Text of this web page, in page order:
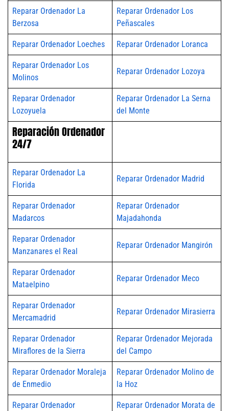
Reparar Ordenador La
Berzosa
Reparar Ordenador Los
Peñascales
Reparar Ordenador Loeches Reparar Ordenador Loranca
Reparar Ordenador Los
Molinos
Reparar Ordenador Lozoya
Reparar Ordenador
Lozoyuela
Reparar Ordenador La Serna
del Monte
Reparación Ordenador
24/7
Reparar Ordenador La
Florida
Reparar Ordenador Madrid
Reparar Ordenador
Madarcos
Reparar Ordenador
Majadahonda
Reparar Ordenador
Manzanares el Real
Reparar Ordenador Mangirón
Reparar Ordenador
Mataelpino
Reparar Ordenador Meco
Reparar Ordenador
Mercamadrid
Reparar Ordenador Mirasierra
Reparar Ordenador
Miraflores de la Sierra
Reparar Ordenador Mejorada
del Campo
Reparar Ordenador Moraleja
de Enmedio
Reparar Ordenador Molino de
la Hoz
Reparar Ordenador
Reparar Ordenador Morata de